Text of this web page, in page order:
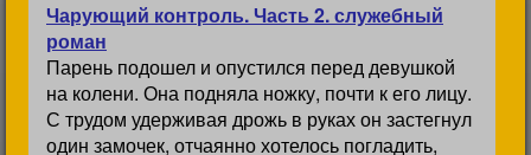
Чарующий контроль. Часть 2. служебный
роман
Парень подошел и опустился перед девушкой
на колени. Она подняла ножку, почти к его лицу.
С трудом удерживая дрожь в руках он застегнул
один замочек, отчаянно хотелось погладить,